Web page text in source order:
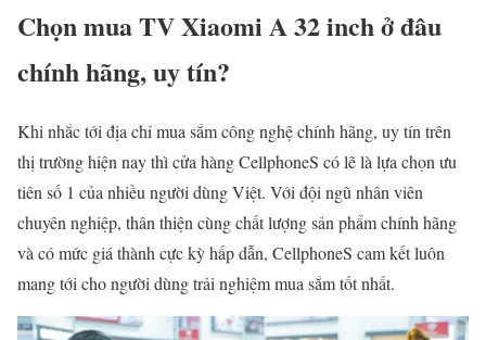
Chọn mua TV Xiaomi A 32 inch ở đâu
chính hãng, uy tín?
Khi nhắc tới địa chỉ mua sắm công nghệ chính hãng, uy tín trên
thị trường hiện nay thì cửa hàng CellphoneS có lẽ là lựa chọn ưu
tiên số 1 của nhiều người dùng Việt. Với đội ngũ nhân viên
chuyên nghiệp, thân thiện cùng chất lượng sản phẩm chính hãng
và có mức giá thành cực kỳ hấp dẫn, CellphoneS cam kết luôn
mang tới cho người dùng trải nghiệm mua sắm tốt nhất.